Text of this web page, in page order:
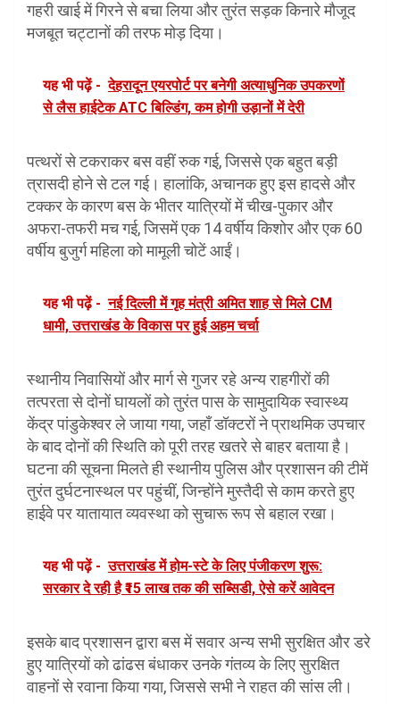
गहरी खाई में गिरने से बचा लिया और तुरंत सड़क किनारे मौजूद
मजबूत चट्टानों की तरफ मोड़ दिया।
यह भी पढ़ें - देहरादून एयरपोर्ट पर बनेगी अत्याधुनिक उपकरणों
से लैस हाईटेक ATC बिल्डिंग, कम होगी उड़ानों में देरी
पत्थरों से टकराकर बस वहीं रुक गई, जिससे एक बहुत बड़ी
त्रासदी होने से टल गई। हालांकि, अचानक हुए इस हादसे और
टक्कर के कारण बस के भीतर यात्रियों में चीख-पुकार और
अफरा-तफरी मच गई, जिसमें एक 14 वर्षीय किशोर और एक 60
वर्षीय बुजुर्ग महिला को मामूली चोटें आईं।
यह भी पढ़ें - नई दिल्ली में गृह मंत्री अमित शाह से मिले CM
धामी, उत्तराखंड के विकास पर हुई अहम चर्चा
स्थानीय निवासियों और मार्ग से गुजर रहे अन्य राहगीरों की
तत्परता से दोनों घायलों को तुरंत पास के सामुदायिक स्वास्थ्य
केंद्र पांडुकेश्वर ले जाया गया, जहाँ डॉक्टरों ने प्राथमिक उपचार
के बाद दोनों की स्थिति को पूरी तरह खतरे से बाहर बताया है।
घटना की सूचना मिलते ही स्थानीय पुलिस और प्रशासन की टीमें
तुरंत दुर्घटनास्थल पर पहुंचीं, जिन्होंने मुस्तैदी से काम करते हुए
हाईवे पर यातायात व्यवस्था को सुचारू रूप से बहाल रखा।
यह भी पढ़ें - उत्तराखंड में होम-स्टे के लिए पंजीकरण शुरू:
सरकार दे रही है ₹15 लाख तक की सब्सिडी, ऐसे करें आवेदन
इसके बाद प्रशासन द्वारा बस में सवार अन्य सभी सुरक्षित और डरे
हुए यात्रियों को ढांढस बंधाकर उनके गंतव्य के लिए सुरक्षित
वाहनों से रवाना किया गया, जिससे सभी ने राहत की सांस ली।